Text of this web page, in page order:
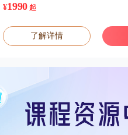
¥1990 起
了解详情